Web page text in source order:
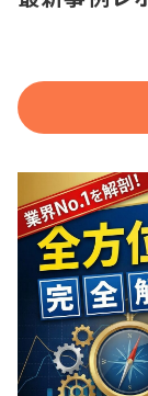
事例
お役